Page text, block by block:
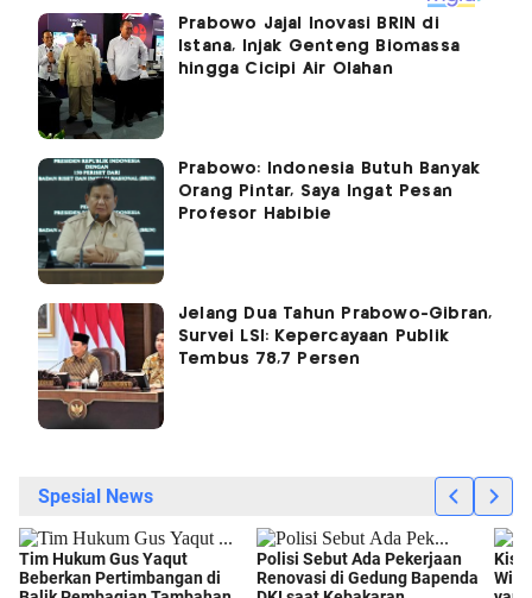
Prabowo Jajal Inovasi BRIN di
Istana, Injak Genteng Biomassa
hingga Cicipi Air Olahan
Prabowo: Indonesia Butuh Banyak
Orang Pintar, Saya Ingat Pesan
Profesor Habibie
Jelang Dua Tahun Prabowo-Gibran,
Survei LSI: Kepercayaan Publik
Tembus 78,7 Persen